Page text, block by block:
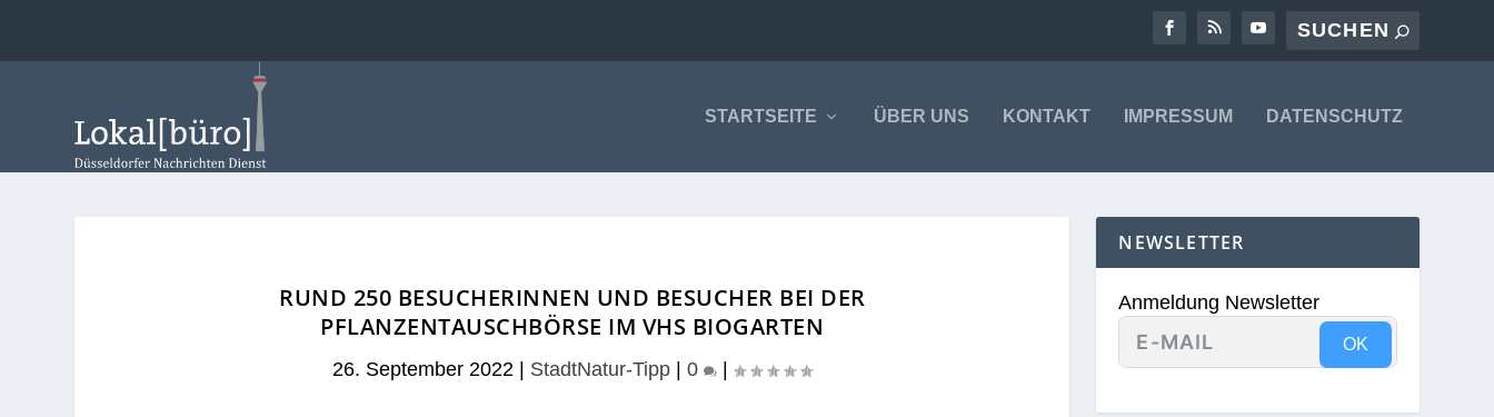
STARTSEITE ÜBER UNS KONTAKT IMPRESSUM DATENSCHUTZ
RUND 250 BESUCHERINNEN UND BESUCHER BEI DER
PFLANZENTAUSCHBÖRSE IM VHS BIOGARTEN
26. September 2022 StadtNatur-Tipp |0 |
NEWSLETTER
Anmeldung Newsletter
OK